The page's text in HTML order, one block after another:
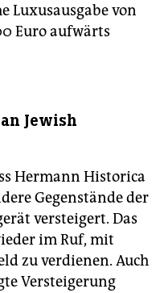
Luxusausgabe von
Euro aufwärts
Jewish
Hermann Historica
Gegenstände der
versteigert. Das
im Ruf, mit
zu verdienen. Auch
Versteigerung